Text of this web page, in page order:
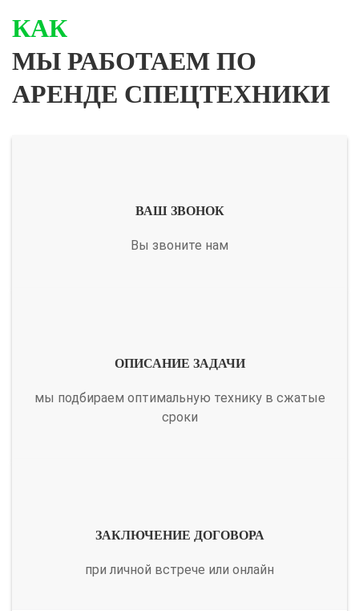
КАК
МЫ РАБОТАЕМ ПО
АРЕНДЕ СПЕЦТЕХНИКИ
ВАШ ЗВОНОК
Вы звоните нам
ОПИСАНИЕ ЗАДАЧИ
мы подбираем оптимальную технику в сжатые
сроки
ЗАКЛЮЧЕНИЕ ДОГОВОРА
при личной встрече или онлайн